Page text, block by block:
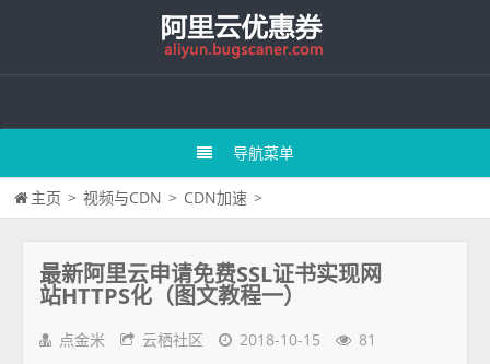
导航菜单
主页 > 视频与CDN > CDN加速 >
最新阿里云申请免费SSL证书实现网
站HTTPS化（图文教程一）
点金米 云栖社区 2018-10-15 81